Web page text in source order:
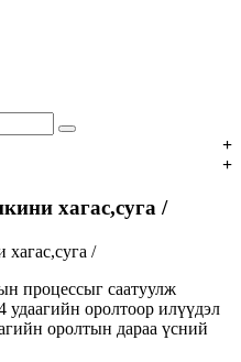
хагас,суга /
процессыг саатуулж
удаагийн оролтоор илүүдэл
оролтын дараа үсний